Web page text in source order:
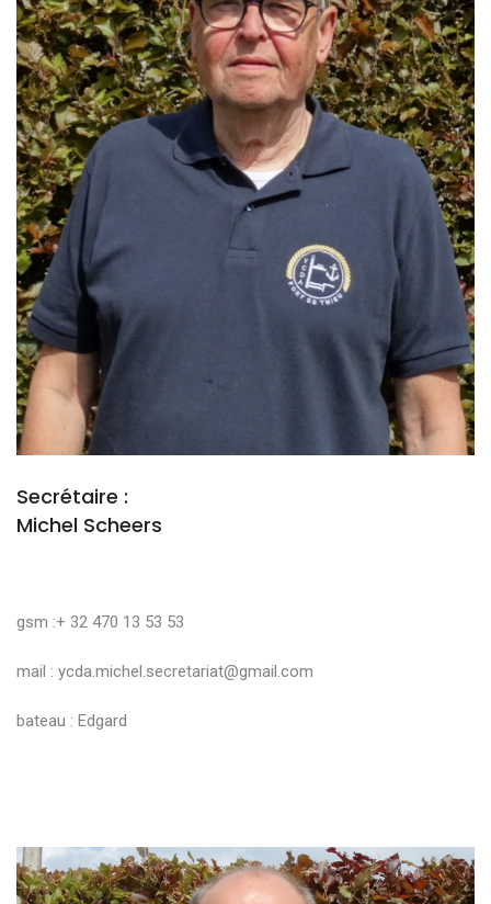
Secrétaire :
Michel Scheers
gsm :+ 32 470 13 53 53
mail : ycda.michel.secretariat@gmail.com
bateau : Edgard